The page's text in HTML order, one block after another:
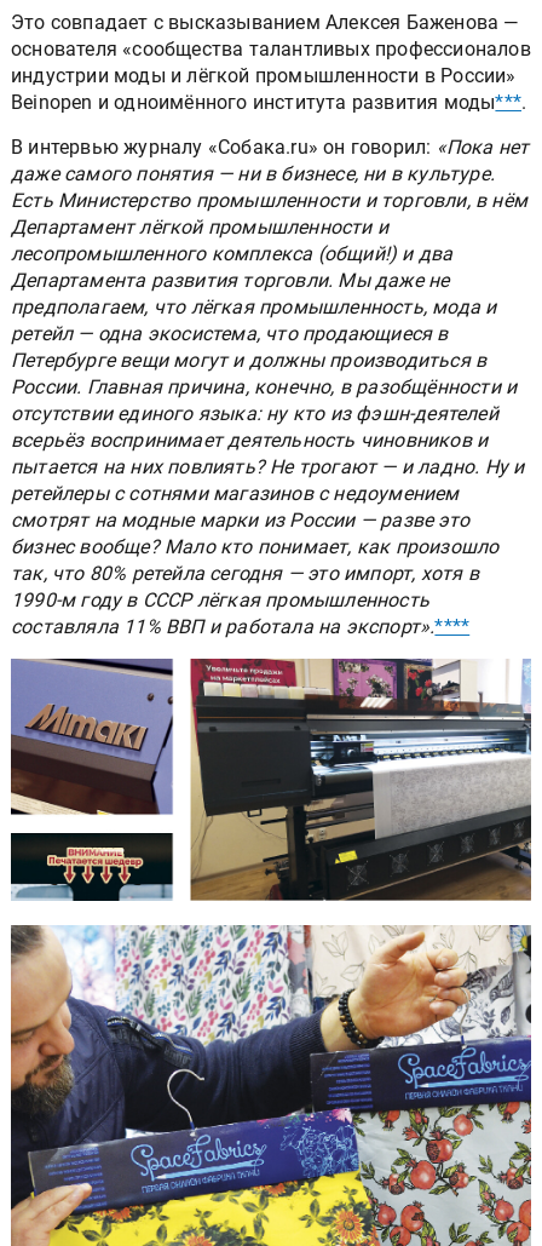
Это совпадает с высказыванием Алексея Баженова —
основателя «сообщества талантливых профессионалов
индустрии моды и лёгкой промышленности в России»
Beinopen и одноимённого института развития моды***.
В интервью журналу «Собака.ru» он говорил: «Пока нет
даже самого понятия — ни в бизнесе, ни в культуре.
Есть Министерство промышленности и торговли, в нём
Департамент лёгкой промышленности и
лесопромышленного комплекса (общий!) и два
Департамента развития торговли. Мы даже не
предполагаем, что лёгкая промышленность, мода и
ретейл — одна экосистема, что продающиеся в
Петербурге вещи могут и должны производиться в
России. Главная причина, конечно, в разобщённости и
отсутствии единого языка: ну кто из фэшн-деятелей
всерьёз воспринимает деятельность чиновников и
пытается на них повлиять? Не трогают — и ладно. Ну и
ретейлеры с сотнями магазинов с недоумением
смотрят на модные марки из России — разве это
бизнес вообще? Мало кто понимает, как произошло
так, что 80% ретейла сегодня — это импорт, хотя в
1990-м году в СССР лёгкая промышленность
составляла 11% ВВП и работала на экспорт».****